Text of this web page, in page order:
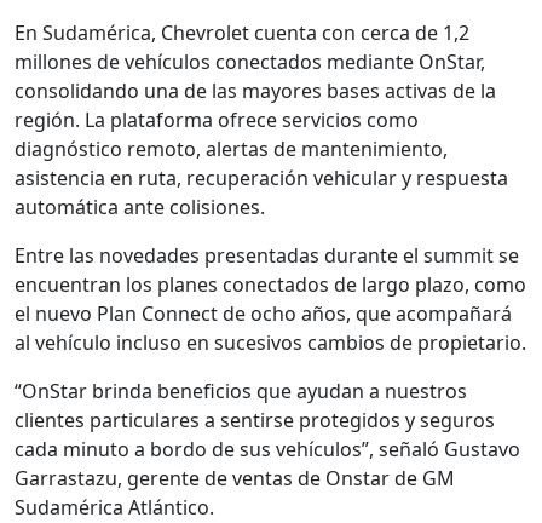
En Sudamérica, Chevrolet cuenta con cerca de 1,2
millones de vehículos conectados mediante OnStar,
consolidando una de las mayores bases activas de la
región. La plataforma ofrece servicios como
diagnóstico remoto, alertas de mantenimiento,
asistencia en ruta, recuperación vehicular y respuesta
automática ante colisiones.
Entre las novedades presentadas durante el summit se
encuentran los planes conectados de largo plazo, como
el nuevo Plan Connect de ocho años, que acompañará
al vehículo incluso en sucesivos cambios de propietario.
“OnStar brinda beneficios que ayudan a nuestros
clientes particulares a sentirse protegidos y seguros
cada minuto a bordo de sus vehículos”, señaló Gustavo
Garrastazu, gerente de ventas de Onstar de GM
Sudamérica Atlántico.